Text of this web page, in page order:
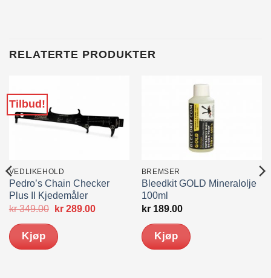
RELATERTE PRODUKTER
Tilbud!
VEDLIKEHOLD
Pedro’s Chain Checker
Plus II Kjedemåler
kr349.00
Opprinnelig
var:
kr 349.00.
kr289.00Nåværende
Kjøp
BREMSER
Bleedkit GOLD Mineralolje
100ml
kr189.00
Kjøp